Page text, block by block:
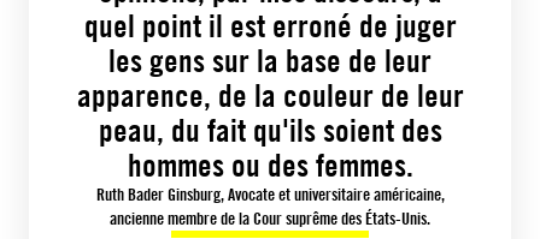
quel point il est erroné de juger
les gens sur la base de leur
apparence, de la couleur de leur
peau, du fait qu'ils soient des
hommes ou des femmes.
Ruth Bader Ginsburg, Avocate et universitaire américaine,
ancienne membre de la Cour suprême des États-Unis.